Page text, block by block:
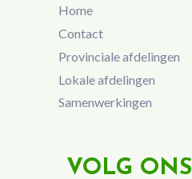
Home
Contact
Provinciale afdelingen
Lokale afdelingen
Samenwerkingen
VOLG ONS